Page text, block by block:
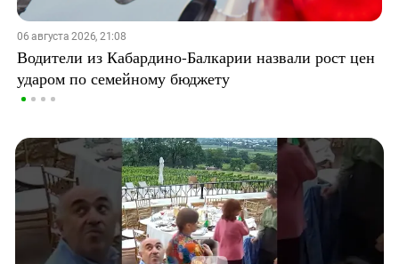
06 августа 2026, 21:08
Водители из Кабардино-Балкарии назвали рост цен
ударом по семейному бюджету